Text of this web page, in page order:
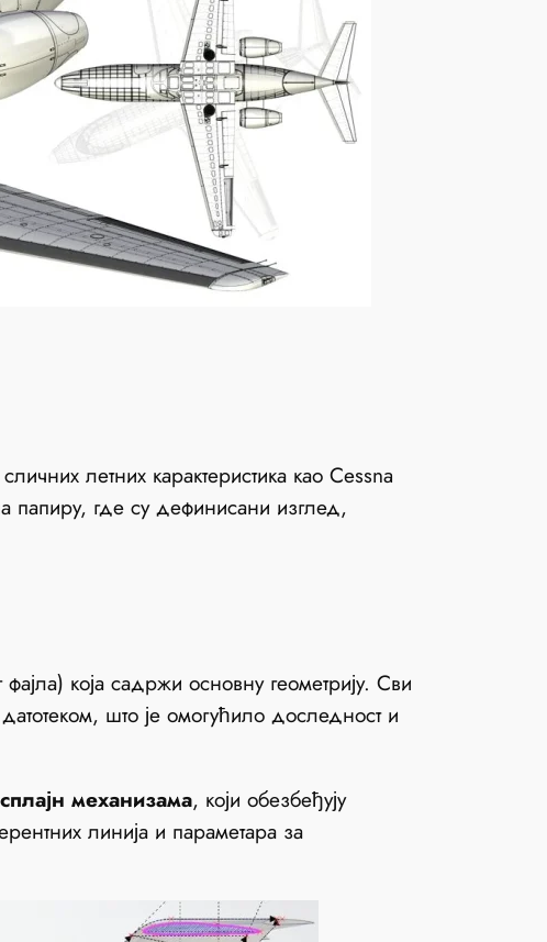
летних карактеристика као Cessna
папиру, где су дефинисани изглед,
фајла) која садржи основну геометрију. Сви
што је омогућило доследност и
механизама, који обезбеђују
линија и параметара за